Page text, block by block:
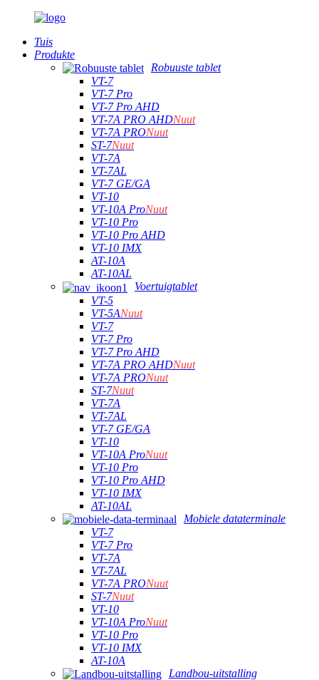
Tuis
Produkte
Robuuste tablet
VT-7
VT-7 Pro
VT-7 Pro AHD
VT-7A PRO AHDNuut
VT-7A PRONuut
ST-7Nuut
VT-7A
VT-7AL
VT-7 GE/GA
VT-10
VT-10A ProNuut
VT-10 Pro
VT-10 Pro AHD
VT-10 IMX
AT-10A
AT-10AL
Voertuigtablet
VT-5
VT-5ANuut
VT-7
VT-7 Pro
VT-7 Pro AHD
VT-7A PRO AHDNuut
VT-7A PRONuut
ST-7Nuut
VT-7A
VT-7AL
VT-7 GE/GA
VT-10
VT-10A ProNuut
VT-10 Pro
VT-10 Pro AHD
VT-10 IMX
AT-10AL
Mobiele dataterminale
VT-7
VT-7 Pro
VT-7A
VT-7AL
VT-7A PRONuut
ST-7Nuut
VT-10
VT-10A ProNuut
VT-10 Pro
VT-10 IMX
AT-10A
Landbou-uitstalling